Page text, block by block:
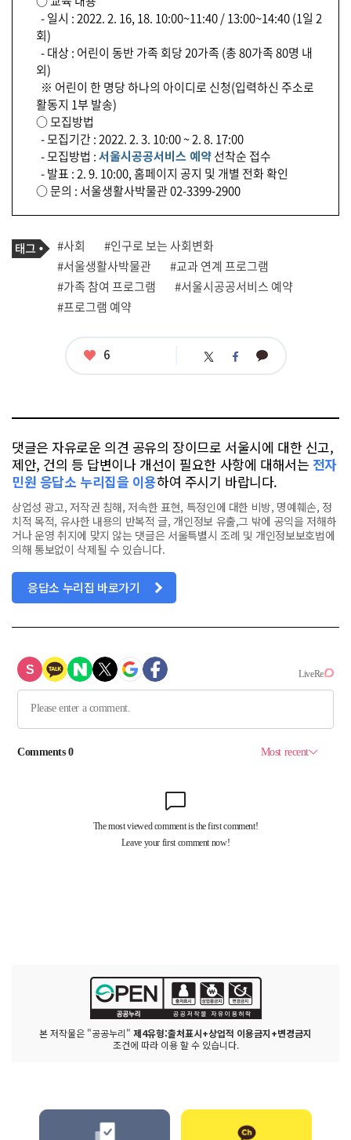
- 일시 : 2022. 2. 16, 18. 10:00~11:40 / 13:00~14:40 (1일 2
회)
- 대상 : 어린이 동반 가족 회당 20가족 (총 80가족 80명 내
외)
※ 어린이 한 명당 하나의 아이디로 신청(입력하신 주소로
활동지 1부 발송)
○ 모집방법
- 모집기간 : 2022. 2. 3. 10:00 ~ 2. 8. 17:00
- 모집방법 :서울시공공서비스 예약선착순 접수
- 발표 : 2. 9. 10:00, 홈페이지 공지 및 개별 전화 확인
○ 문의 : 서울생활사박물관 02-3399-2900
기
사
관
련
태
그
태
그
#사회
#인구로 보는 사회변화
#서울생활사박물관
#교과 연계 프로그램
#가족 참여 프로그램
#서울시공공서비스 예약
#프로그램 예약
좋
6 트 페 카
댓글은 자유로운 의견 공유의 장이므로 서울시에 대한 신고,
제안, 건의 등 답변이나 개선이 필요한 사항에 대해서는 전자
민원 응답소 누리집을 이용하여 주시기 바랍니다.
상업성 광고, 저작권 침해, 저속한 표현, 특정인에 대한 비방, 명예훼손, 정
치적 목적, 유사한 내용의 반복적 글, 개인정보 유출,그 밖에 공익을 저해하
거나 운영 취지에 맞지 않는 댓글은 서울특별시 조례 및 개인정보보호법에
의해 통보없이 삭제될 수 있습니다.
응답소 누리집 바로가기
본 저작물은 "공공누리" 제4유형:출처표시+상업적 이용금지+변경금지
조건에 따라 이용 할 수 있습니다.